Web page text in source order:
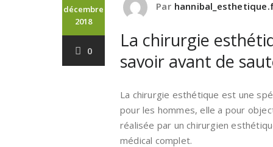
décembre
2018
0
Par
La chirurgie
savoir avant de
La chirurgie esthétique est une
pour les hommes, elle a pour
réalisée par un chirurgien
médical complet.